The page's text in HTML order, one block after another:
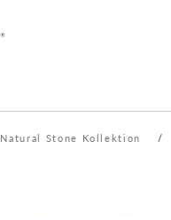
Natural Stone Kollektion /